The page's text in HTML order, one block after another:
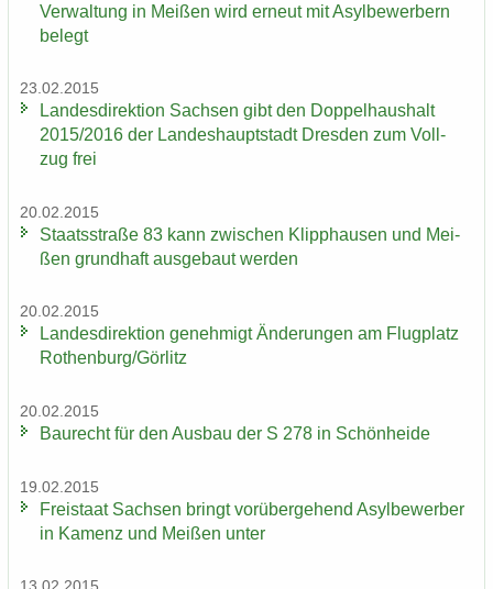
Ver­wal­tung in Mei­ßen wird er­neut mit Asyl­be­wer­bern
be­legt
23.02.2015
Lan­des­di­rek­ti­on Sach­sen gibt den Dop­pel­haus­halt
2015/2016 der Lan­des­haupt­stadt Dres­den zum Voll­
zug frei
20.02.2015
Staats­stra­ße 83 kann zwi­schen Klipp­hau­sen und Mei­
ßen grund­haft aus­ge­baut wer­den
20.02.2015
Lan­des­di­rek­ti­on ge­neh­migt Än­de­run­gen am Flug­platz
Ro­then­burg/Gör­litz
20.02.2015
Bau­recht für den Aus­bau der S 278 in Schön­hei­de
19.02.2015
Frei­staat Sach­sen bringt vor­über­ge­hend Asyl­be­wer­ber
in Ka­menz und Mei­ßen unter